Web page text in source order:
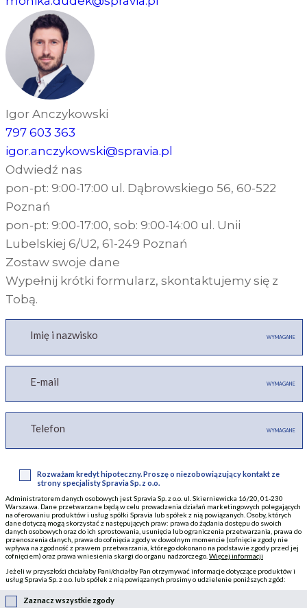
Igor Anczykowski
797 603 363
igor.anczykowski@spravia.pl
Odwiedź nas
pon-pt: 9:00-17:00 ul. Dąbrowskiego 56, 60-522
Poznań
pon-pt: 9:00-17:00, sob: 9:00-14:00 ul. Unii
Lubelskiej 6/U2, 61-249 Poznań
Zostaw swoje dane
Wypełnij krótki formularz, skontaktujemy się z
Tobą.
Imię i nazwisko WYMAGANE
E-mail WYMAGANE
Telefon WYMAGANE
Rozważam kredyt hipoteczny. Proszę o niezobowiązujący kontakt ze
strony specjalisty Spravia Sp. z o.o.
Administratorem danych osobowych jest Spravia Sp. z o.o. ul. Skierniewicka 16/20, 01-230
Warszawa. Dane przetwarzane będą w celu prowadzenia działań marketingowych polegających
na oferowaniu produktów i usług spółki Spravia lub spółek z nią powiązanych. Osoby, których
dane dotyczą mogą skorzystać z następujących praw: prawa do żądania dostępu do swoich
danych osobowych oraz do ich sprostowania, usunięcia lub ograniczenia przetwarzania, prawa do
przenoszenia danych, prawa do cofnięcia zgody w dowolnym momencie (cofnięcie zgody nie
wpływa na zgodność z prawem przetwarzania, którego dokonano na podstawie zgody przed jej
cofnięciem) oraz prawa wniesienia skargi do organu nadzorczego.Więcej informacji
Jeżeli w przyszłości chciałaby Pani/chciałby Pan otrzymywać informacje dotyczące produktów i
usług Spravia Sp. z o.o. lub spółek z nią powiązanych prosimy o udzielenie poniższych zgód:
Zaznacz wszystkie zgody